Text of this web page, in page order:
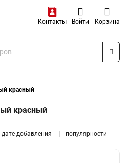
Контакты Войти Корзина
красный
красный
дате добавления популярности